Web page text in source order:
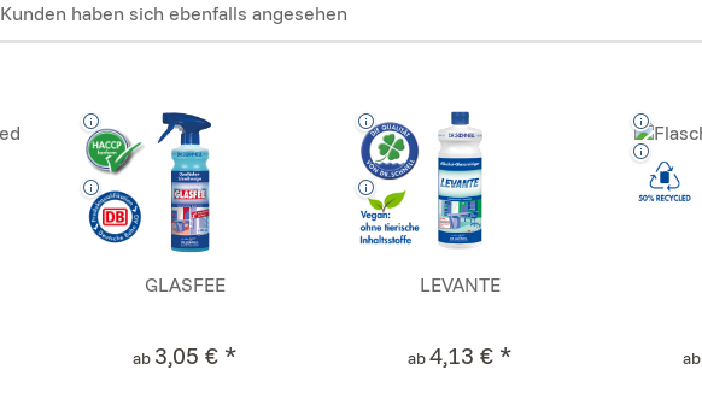
Kunden haben sich ebenfalls angesehen
GLASFEE
ab 3,05 € *
LEVANTE
ab4,13 € * ab